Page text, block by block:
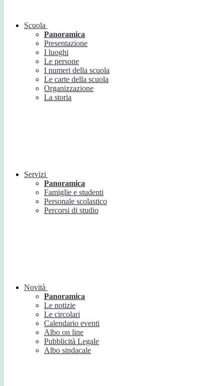
Scuola
Panoramica
Presentazione
I luoghi
Le persone
I numeri della scuola
Le carte della scuola
Organizzazione
La storia
Servizi
Panoramica
Famiglie e studenti
Personale scolastico
Percorsi di studio
Novità
Panoramica
Le notizie
Le circolari
Calendario eventi
Albo on line
Pubblicità Legale
Albo sindacale